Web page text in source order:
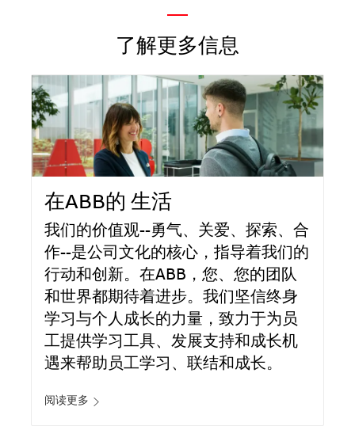
—
了解更多信息
在ABB的 生活
我们的价值观--勇气、关爱、探索、合
作--是公司文化的核心，指导着我们的
行动和创新。在ABB，您、您的团队
和世界都期待着进步。我们坚信终身
学习与个人成长的力量，致力于为员
工提供学习工具、发展支持和成长机
遇来帮助员工学习、联结和成长。
阅读更多